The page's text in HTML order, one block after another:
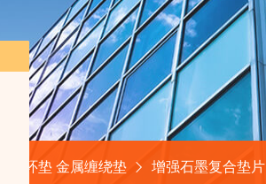
金属环垫 金属缠绕垫 增强石墨复合垫片